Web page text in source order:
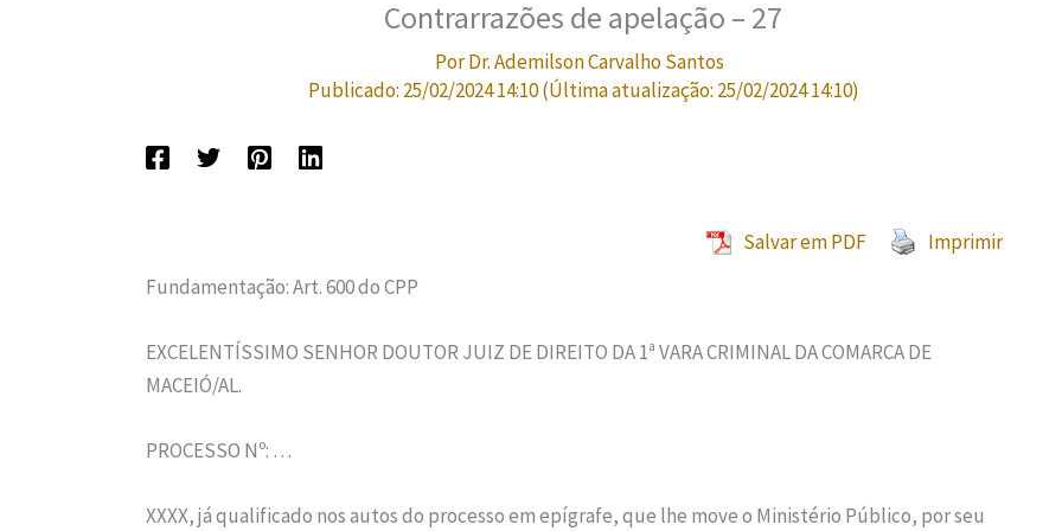
Contrarrazões de apelação – 27
PorDr. Ademilson Carvalho Santos
Publicado: 25/02/2024 14:10(Última atualização: 25/02/2024 14:10)
Salvar em PDF
Imprimir
Fundamentação: Art. 600 do CPP
EXCELENTÍSSIMO SENHOR DOUTOR JUIZ DE DIREITO DA 1ª VARA CRIMINAL DA COMARCA DE
MACEIÓ/AL.
PROCESSO Nº: …
XXXX, já qualificado nos autos do processo em epígrafe, que lhe move o Ministério Público, por seu